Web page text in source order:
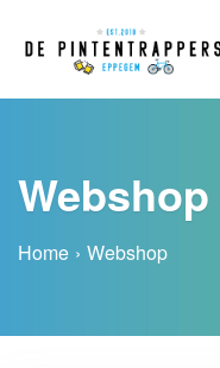
Webshop
Home Webshop